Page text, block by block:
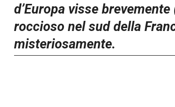
d’Europa visse
roccioso nel sud della
misteriosamente.